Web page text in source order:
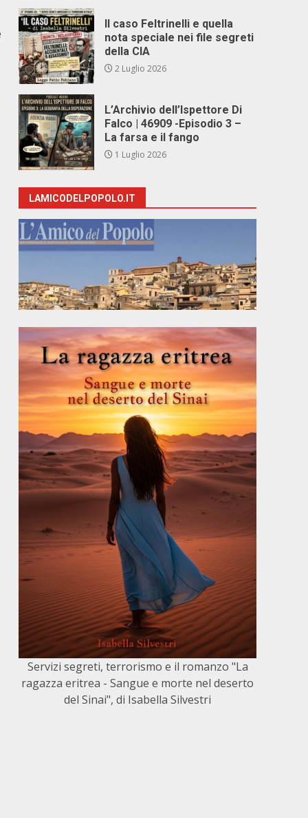
Il caso Feltrinelli e quella
nota speciale nei file segreti
della CIA
2 Luglio 2026
L’Archivio dell’Ispettore Di
Falco | 46909 -Episodio 3 –
La farsa e il fango
1 Luglio 2026
LAMICODELPOPOLO.IT
Servizi segreti, terrorismo e il romanzo "La
ragazza eritrea - Sangue e morte nel deserto
del Sinai", di Isabella Silvestri